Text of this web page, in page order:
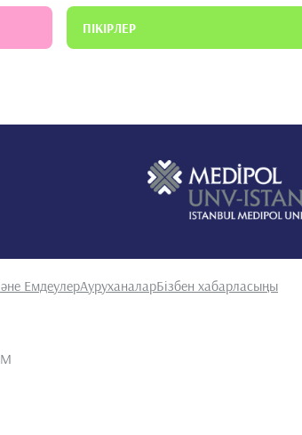
ПІКІРЛЕР
ЕмдеулерАуруханаларБізбен хабарласыңы